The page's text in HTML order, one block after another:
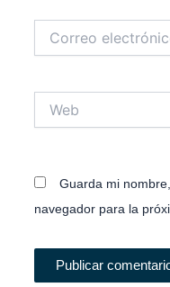
electrónico*
Guarda mi
navegador para la